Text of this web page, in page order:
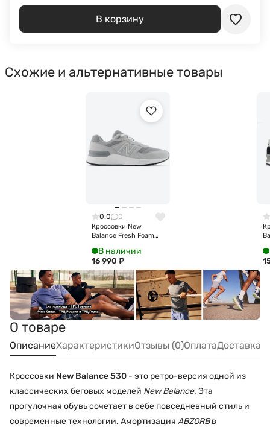
В корзину
Схожие и альтернативные товары
0.0 0
Кроссовки New
Balance Fresh Foam
M8806HE
В наличии
16 990 ₽
О товаре
ОписаниеХарактеристикиОтзывы (0)ОплатаДоставка
Кроссовки New Balance 530 - это ретро-версия одной из
классических беговых моделей New Balance. Эта
прогулочная обувь сочетает в себе повседневный стиль и
современные технологии. Амортизация ABZORBв